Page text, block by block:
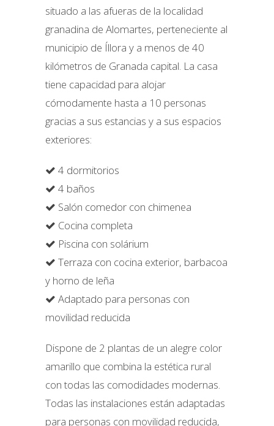
situado a las afueras de la localidad
granadina de Alomartes, perteneciente al
municipio de Íllora y a menos de 40
kilómetros de Granada capital. La casa
tiene capacidad para alojar
cómodamente hasta a 10 personas
gracias a sus estancias y a sus espacios
exteriores:
4 dormitorios
4 baños
Salón comedor con chimenea
Cocina completa
Piscina con solárium
Terraza con cocina exterior, barbacoa
y horno de leña
Adaptado para personas con
movilidad reducida
Dispone de 2 plantas de un alegre color
amarillo que combina la estética rural
con todas las comodidades modernas.
Todas las instalaciones están adaptadas
para personas con movilidad reducida,